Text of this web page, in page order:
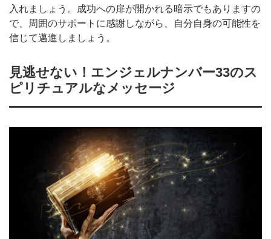
入れましょう。成功への扉が開かれる暗示でもありますの
で、周囲のサポートに感謝しながら、自分自身の可能性を
信じて邁進しましょう。
見逃せない！エンジェルナンバー33のス
ピリチュアルなメッセージ